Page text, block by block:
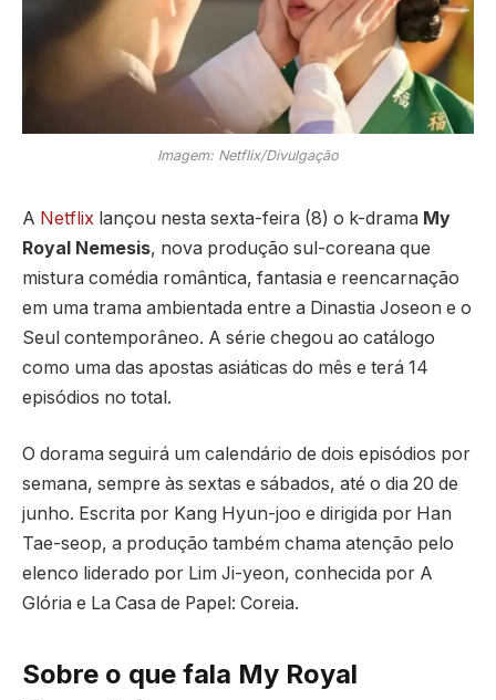
Imagem: Netflix/Divulgação
A Netflix lançou nesta sexta-feira (8) o k-drama My
Royal Nemesis, nova produção sul-coreana que
mistura comédia romântica, fantasia e reencarnação
em uma trama ambientada entre a Dinastia Joseon e o
Seul contemporâneo. A série chegou ao catálogo
como uma das apostas asiáticas do mês e terá 14
episódios no total.
O dorama seguirá um calendário de dois episódios por
semana, sempre às sextas e sábados, até o dia 20 de
junho. Escrita por Kang Hyun-joo e dirigida por Han
Tae-seop, a produção também chama atenção pelo
elenco liderado por Lim Ji-yeon, conhecida por A
Glória e La Casa de Papel: Coreia.
Sobre o que fala My Royal